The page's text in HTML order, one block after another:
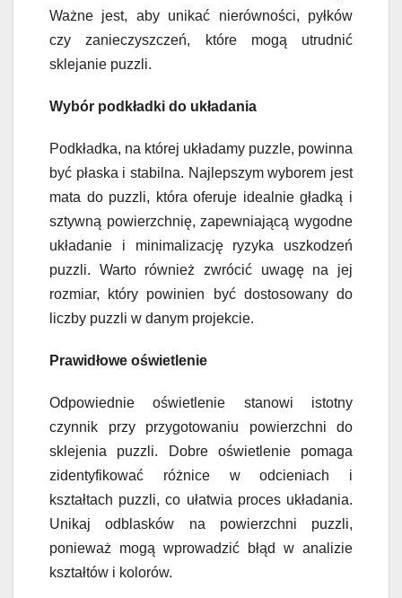
Ważne jest, aby unikać nierówności, pyłków
czy zanieczyszczeń, które mogą utrudnić
sklejanie puzzli.
Wybór podkładki do układania
Podkładka, na której układamy puzzle, powinna
być płaska i stabilna. Najlepszym wyborem jest
mata do puzzli, która oferuje idealnie gładką i
sztywną powierzchnię, zapewniającą wygodne
układanie i minimalizację ryzyka uszkodzeń
puzzli. Warto również zwrócić uwagę na jej
rozmiar, który powinien być dostosowany do
liczby puzzli w danym projekcie.
Prawidłowe oświetlenie
Odpowiednie oświetlenie stanowi istotny
czynnik przy przygotowaniu powierzchni do
sklejenia puzzli. Dobre oświetlenie pomaga
zidentyfikować różnice w odcieniach i
kształtach puzzli, co ułatwia proces układania.
Unikaj odblasków na powierzchni puzzli,
ponieważ mogą wprowadzić błąd w analizie
kształtów i kolorów.